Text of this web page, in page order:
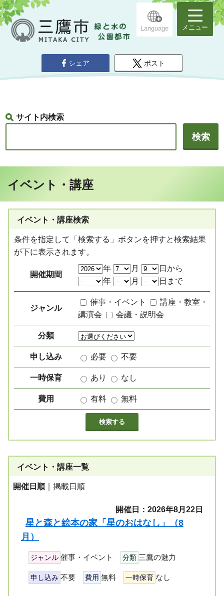
Language メニュー
シェア ポスト
サイト内検索
イベント・講座
イベント・講座検索
条件を指定して「検索する」ボタンを押すと検索結果
が下に表示されます。
開催期間
年 月
日から
年
月 日まで
ジャンル
催事・イベント
講座・教室・
講演会
会議・説明会
分類
申し込み 必要 不要
一時保育 あり なし
費用 有料 無料
イベント・講座一覧
開催日順｜ 掲載日順
開催日：2026年8月22日
星と森と絵本の家「星のおはなし」（8
月）
ジャンル 催事・イベント 分類 三鷹の魅力
申し込み 不要 費用 無料 一時保育 なし